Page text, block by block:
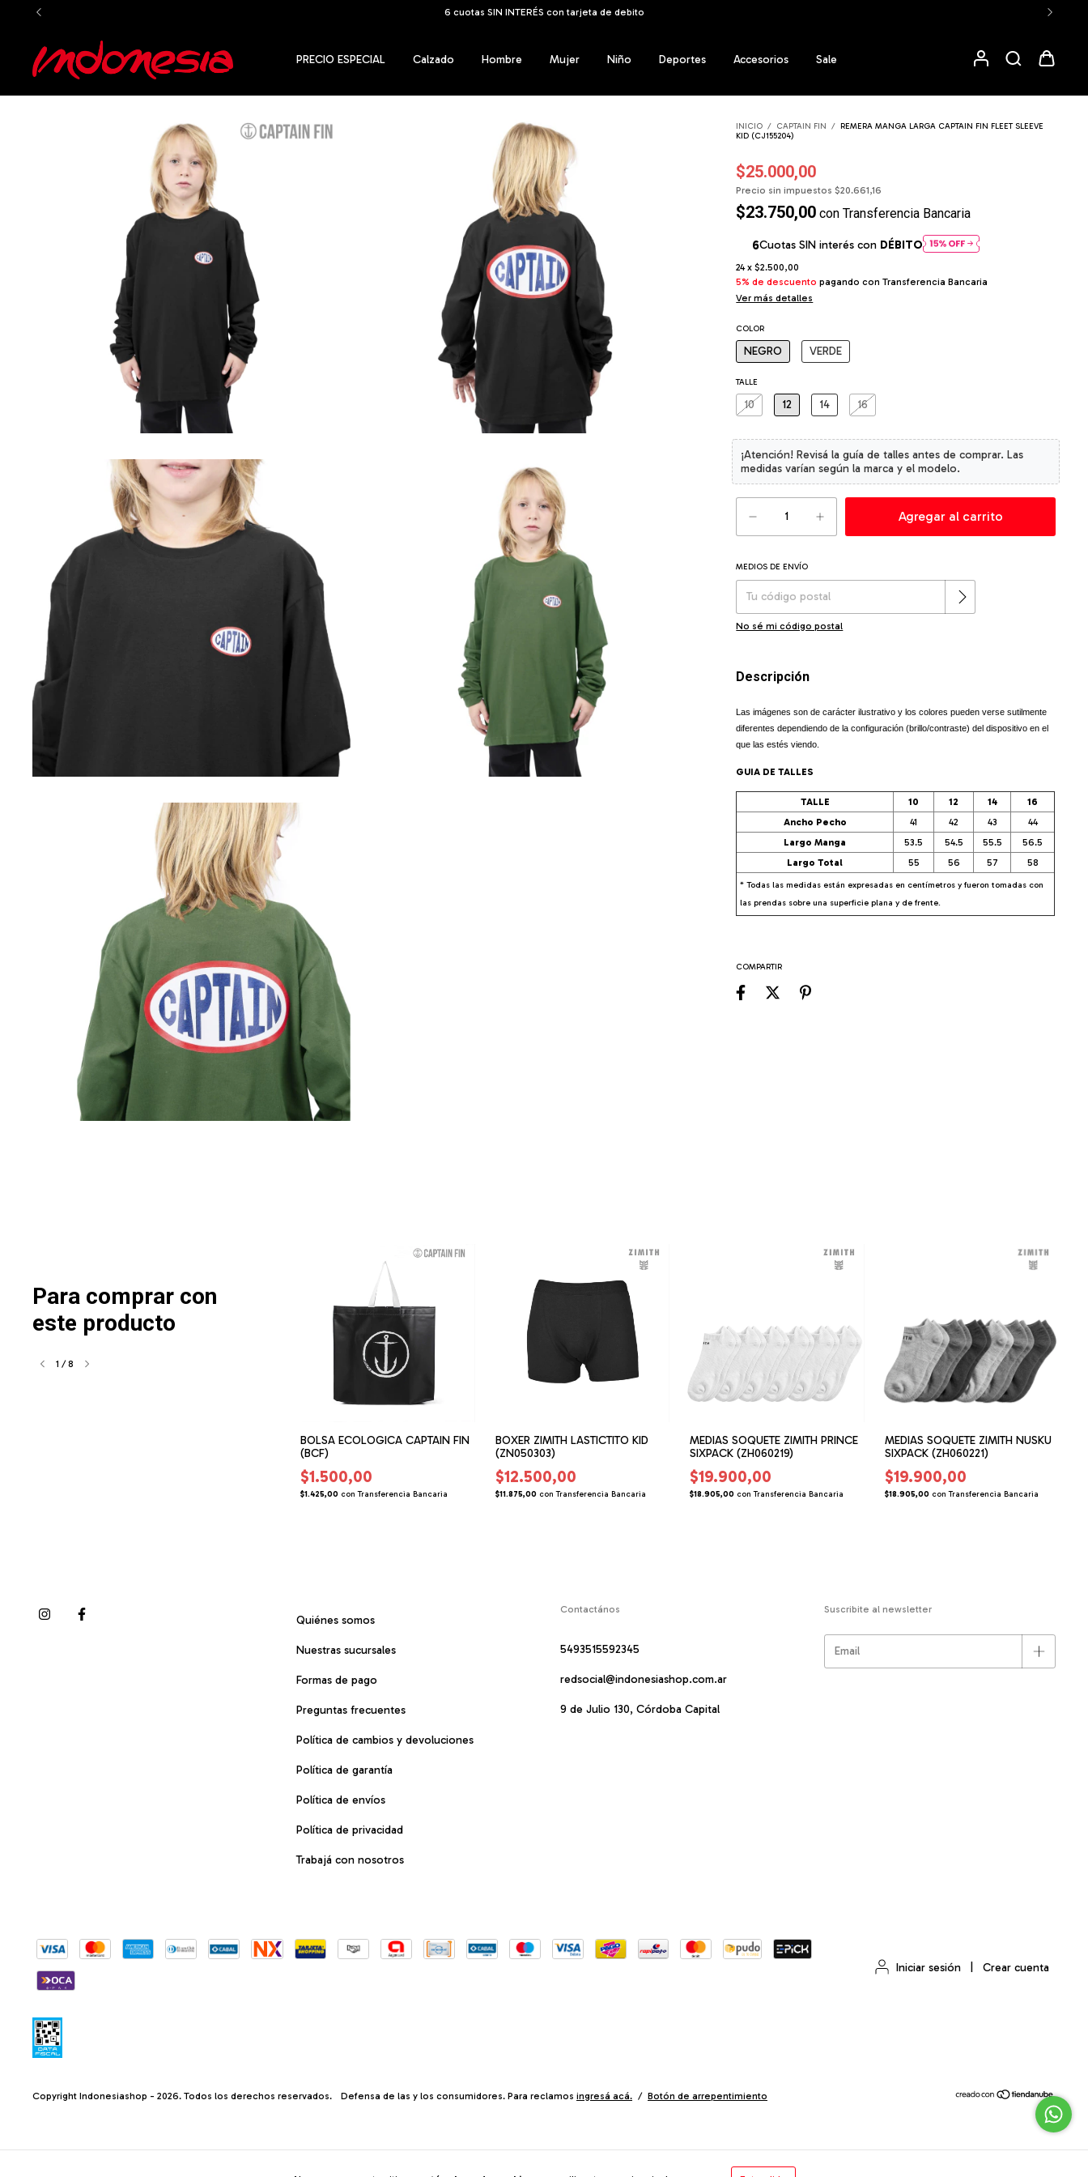
ENVÍOS GRATIS A TODO EL PAÍS a partir de los $159.999
PRECIO ESPECIAL Calzado Hombre Mujer Niño Deportes Accesorios Sale
INICIO / CAPTAIN FIN / REMERA MANGA LARGA CAPTAIN FIN FLEET SLEEVE
KID (CJ155204)
$25.000,00
Precio sin impuestos$20.661,16
$23.750,00 con Transferencia Bancaria
Cuotas SIN interés con DÉBITO
24 x$2.500,00
5% de descuento pagando con Transferencia Bancaria
Ver más detalles
COLOR
NEGRO VERDE
TALLE
10 12 14 16
Entregas para el CP:
MEDIOS DE ENVÍO
No sé mi código postal
Descripción
Las imágenes son de carácter ilustrativo y los colores pueden verse sutilmente
diferentes dependiendo de la configuración (brillo/contraste) del dispositivo en el
que las estés viendo.
GUIA DE TALLES
TALLE 10 12 14
16
Ancho Pecho
41 42 43
44
Largo Manga
53.5 54.5 55.5
56.5
Largo Total
55 56 57 58
* Todas las medidas están expresadas en centímetros y fueron tomadas con
las prendas sobre una superficie plana y de frente.
COMPARTIR
Para comprar con
este producto
1 /8
BOLSA ECOLOGICA CAPTAIN FIN
(BCF)
$1.500,00
$1.425,00 con Transferencia Bancaria
BOXER ZIMITH LASTICTITO KID
(ZN050303)
$12.500,00
$11.875,00 con Transferencia Bancaria
MEDIAS SOQUETE ZIMITH PRINCE
SIXPACK (ZH060219)
$19.900,00
$18.905,00 con Transferencia Bancaria
MEDIAS SOQUETE ZIMITH NUSKU
SIXPACK (ZH060221)
$19.900,00
$18.905,00 con Transferencia Bancaria
Quiénes somos
Nuestras sucursales
Formas de pago
Preguntas frecuentes
Política de cambios y devoluciones
Política de garantía
Política de envíos
Política de privacidad
Trabajá con nosotros
Contactános
5493515592345
redsocial@indonesiashop.com.ar
9 de Julio 130, Córdoba Capital
Suscribite al newsletter
Iniciar sesión Crear cuenta
Copyright Indonesiashop - 2026. Todos los derechos reservados. Defensa de las y los consumidores. Para reclamos ingresá acá. / Botón de arrepentimiento